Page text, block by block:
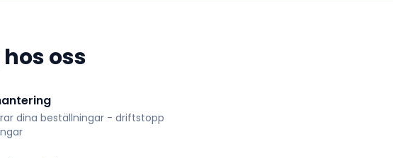
oss
dina beställningar - driftstopp